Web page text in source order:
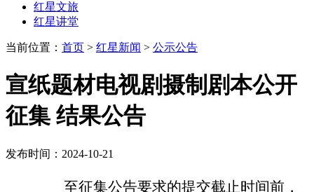
红星文旅
红星讲堂
当前位置： 首页 > 红星新闻 > 公示公告
宣纸题材电视剧摄制剧本公开
征集 结果公告
发布时间：2024-10-21
至征集公告要求的提交截止时间前，